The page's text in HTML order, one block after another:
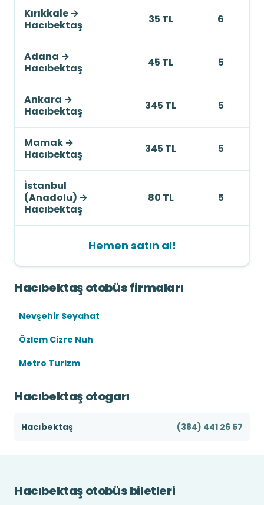
Kırıkkale →
Hacıbektaş
35 TL 6
Adana →
Hacıbektaş
45 TL 5
Ankara →
Hacıbektaş
345 TL 5
Mamak →
Hacıbektaş
345 TL 5
İstanbul
(Anadolu) →
Hacıbektaş
80 TL 5
Hemen satın al!
Hacıbektaş otobüs firmaları
Nevşehir Seyahat
Özlem Cizre Nuh
Metro Turizm
Hacıbektaş otogarı
Hacıbektaş (384) 441 26 57
Hacıbektaş otobüs biletleri